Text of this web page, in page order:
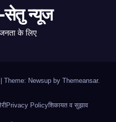
न्यूज
के लिए
Theme: Newsup by Themeansar.
Privacy Policyशिकायत व सुझाव